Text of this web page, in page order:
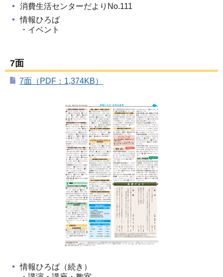
消費生活センターだよりNo.111
情報ひろば
・イベント
7面
7面（PDF：1,374KB）
情報ひろば（続き）